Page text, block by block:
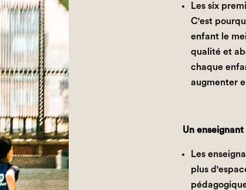
Les six
C'est
enfant le
qualité et
chaque
augmenter
Un
Les
plus